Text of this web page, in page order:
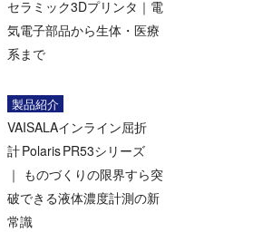
セラミック3Dプリンタ｜電
気電子部品から生体・医療
系まで
製品紹介
VAISALAインライン屈折
計 Polaris PR53シリーズ
｜ ものづくりの限界すら突
破できる液体濃度計測の新
常識